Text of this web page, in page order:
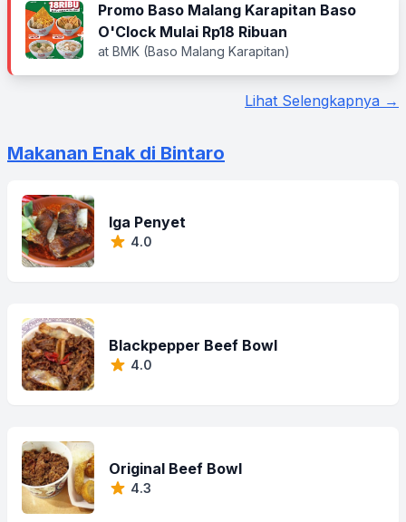
Promo Baso Malang Karapitan Baso
O'Clock Mulai Rp18 Ribuan
at BMK (Baso Malang Karapitan)
Lihat Selengkapnya →
Makanan Enak di Bintaro
Iga Penyet
4.0
Blackpepper Beef Bowl
4.0
Original Beef Bowl
4.3